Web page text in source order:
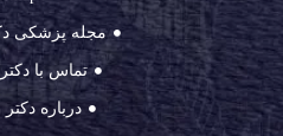
مجله پزشکی
تماس با
درباره